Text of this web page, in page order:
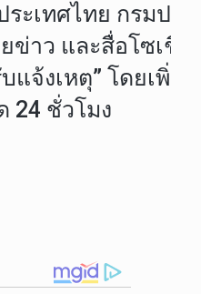
ะเทศไทย กรมปร
าว และสื่อโซเชีย
จ้งเหตุ” โดยเพิ่ม
24 ชั่วโมง